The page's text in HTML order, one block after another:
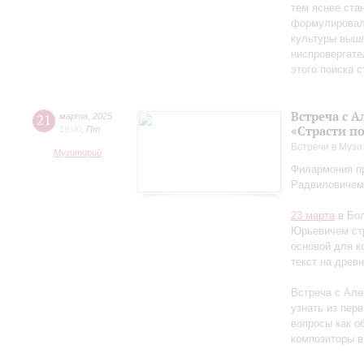
тем яснее
культуры
этого поиска
21 марта
2025
19:00 Пт
Музиторий
Встреча с
«Страсти
Встречи в
Филармония
23 марта в
Юрьевичем
основой для
текст на
Встреча с
узнать из
вопросы как
композиторы